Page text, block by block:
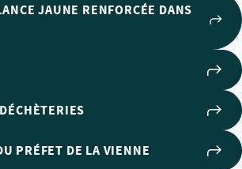
JAUNE RENFORCÉE DANS
PRÉFET DE LA VIENNE